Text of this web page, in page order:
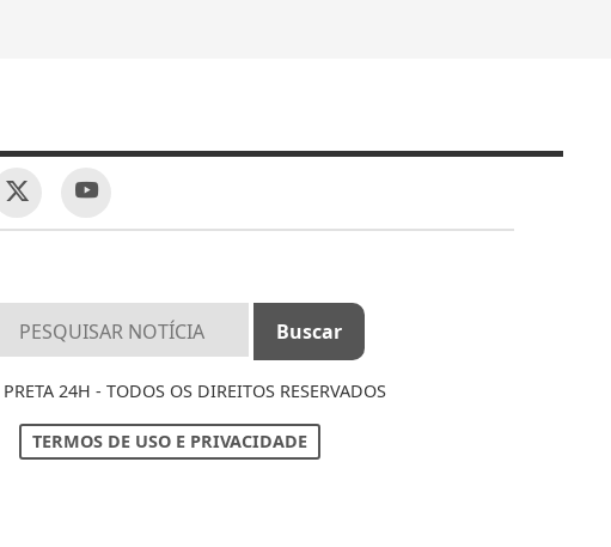
24H - TODOS OS DIREITOS RESERVADOS
TERMOS DE USO E PRIVACIDADE